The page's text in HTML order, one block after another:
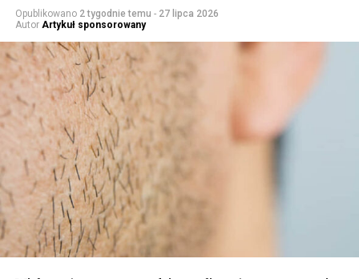
Opublikowano 2 tygodnie temu - 27 lipca 2026
Autor Artykuł sponsorowany